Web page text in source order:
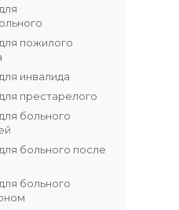
пожилого
инвалида
престарелого
больного
больного после
больного